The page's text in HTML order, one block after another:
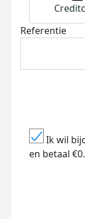
Referentie
Ik wil
en betaal